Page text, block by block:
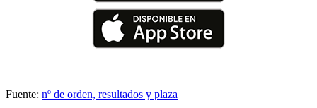
Fuente: nº de orden, resultados y plaza